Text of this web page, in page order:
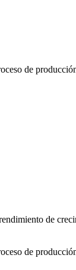
de
de
de